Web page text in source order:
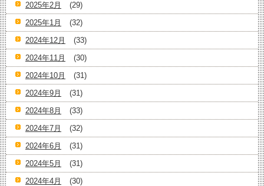
2025年2月
(29)
2025年1月
(32)
2024年12月
(33)
2024年11月
(30)
2024年10月
(31)
2024年9月
(31)
2024年8月
(33)
2024年7月
(32)
2024年6月
(31)
2024年5月
(31)
2024年4月
(30)